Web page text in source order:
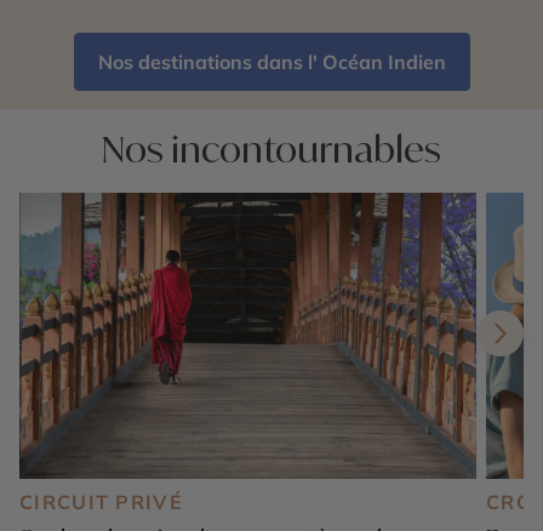
Nos destinations dans l' Océan Indien
Nos incontournables
CIRCUIT PRIVÉ